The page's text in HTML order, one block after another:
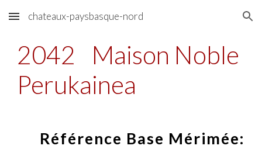
Skip to main content Skip to navigation
chateaux-paysbasque-nord
2042
Maison Noble
Perukainea
Référence Base Mérimée: